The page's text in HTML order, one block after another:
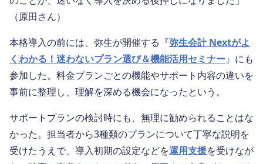
（原田さん）
本格導入の前には、弥生が開催する『弥生会計 Nextがよ
くわかる！迷わないプラン選び＆機能活用セミナー』にも
参加した。料金プランごとの機能やサポート内容の違いを
事前に整理し、理解を深める機会になったという。
サポートプランの検討時にも、無理に勧められることはな
かった。担当者から3種類のプランについて丁寧な説明を
受けたうえで、導入初期の設定などを運用支援を受けなが